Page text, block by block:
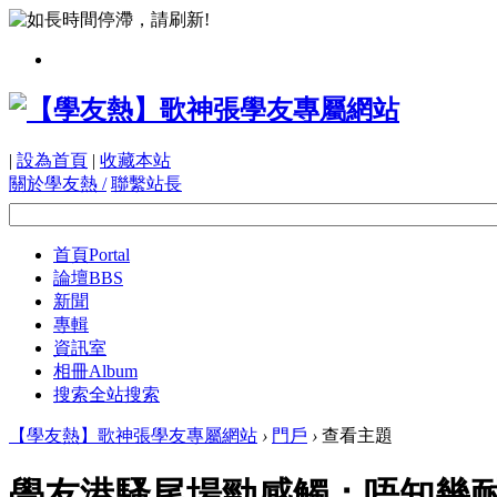
| 設為首頁 | 收藏本站
關於學友熱 / 聯繫站長
首頁Portal
論壇BBS
新聞
專輯
資訊室
相冊Album
搜索全站搜索
【學友熱】歌神張學友專屬網站 › 門戶 › 查看主題